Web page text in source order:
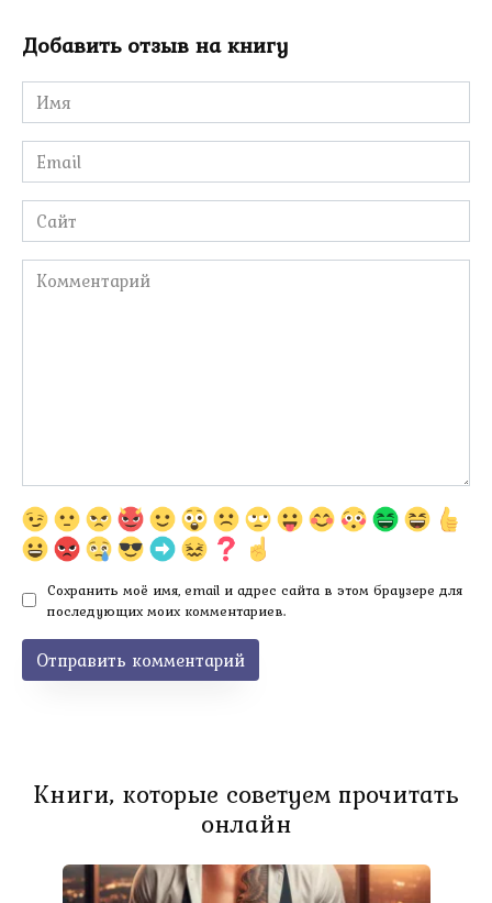
Добавить отзыв на книгу
Имя
*
Email
*
Сайт
Комментарий
Сохранить моё имя, email и адрес сайта в этом браузере для
последующих моих комментариев.
Книги, которые советуем прочитать
онлайн